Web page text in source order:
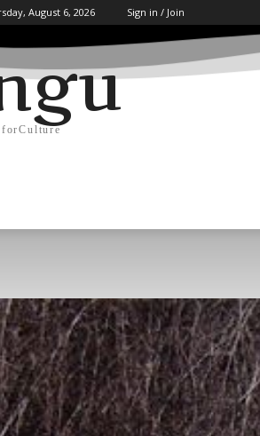
August 6, 2026 Sign in / Join